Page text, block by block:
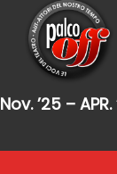
Nov. ’25 – APR.